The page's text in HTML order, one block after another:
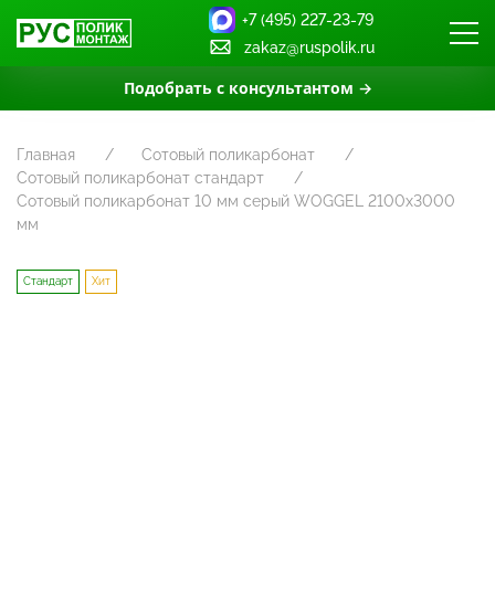
Подобрать с консультантом →
+7 (495) 227-23-79
zakaz@ruspolik.ru
Главная
Сотовый поликарбонат
Сотовый поликарбонат стандарт
Сотовый поликарбонат 10 мм серый WOGGEL 2100х3000
мм
Стандарт Хит